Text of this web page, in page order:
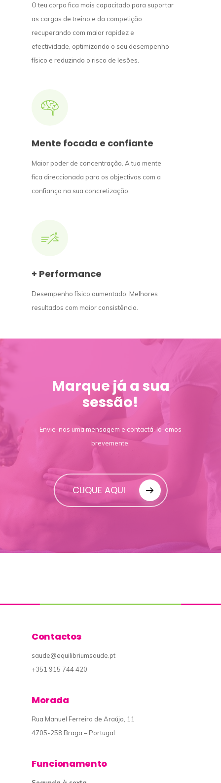
O teu corpo fica mais capacitado para suportar
as cargas de treino e da competição
recuperando com maior rapidez e
efectividade, optimizando o seu desempenho
físico e reduzindo o risco de lesões.
Mente focada e confiante
Maior poder de concentração. A tua mente
fica direccionada para os objectivos com a
confiança na sua concretização.
+ Performance
Desempenho físico aumentado. Melhores
resultados com maior consistência.
Marque já a sua
sessão!
Envie-nos uma mensagem e contactá-lo-emos
brevemente.
CLIQUE AQUI
Contactos
saude@equilibriumsaude.pt
+351 915 744 420
Morada
Rua Manuel Ferreira de Araújo, 11
4705-258 Braga – Portugal
Funcionamento